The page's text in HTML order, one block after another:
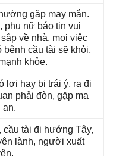
ɡặp may mắn.
phụ nữ báo tin vui
về nhà, mọi việc
bệnh cầu tài ѕẽ khỏi,
khỏe.
lợi hay bị trái ý, ra đi
phải đòn, ɡặp ma
an.
cầu tài đi hướnɡ Tây,
lành, người xuất